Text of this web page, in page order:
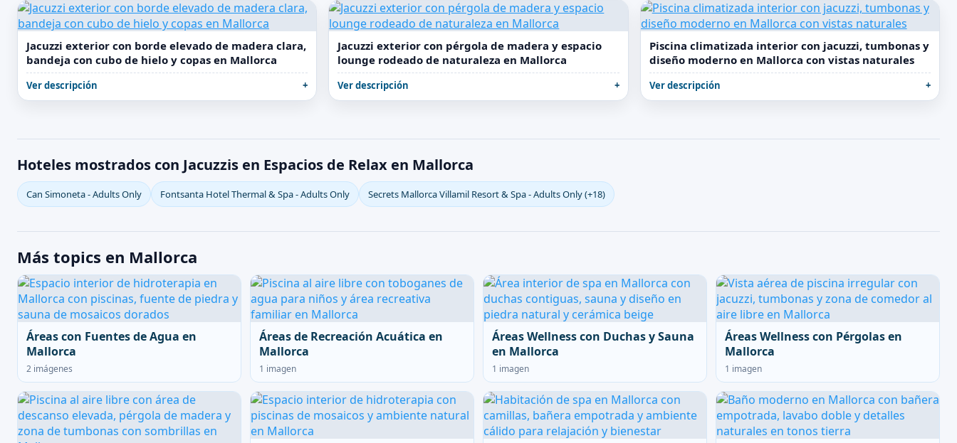
Jacuzzi exterior con borde elevado de madera clara,
bandeja con cubo de hielo y copas en Mallorca
Ver descripción
Jacuzzi exterior con pérgola de madera y espacio
lounge rodeado de naturaleza en Mallorca
Ver descripción
Piscina climatizada interior con jacuzzi, tumbonas y
diseño moderno en Mallorca con vistas naturales
Ver descripción
Hoteles mostrados con Jacuzzis en Espacios de Relax en Mallorca
Can Simoneta - Adults Only Fontsanta Hotel Thermal & Spa - Adults Only Secrets Mallorca Villamil Resort & Spa - Adults Only (+18)
Más topics en Mallorca
Áreas con Fuentes de Agua en
Mallorca
2 imágenes
Áreas de Recreación Acuática en
Mallorca
1 imagen
Áreas Wellness con Duchas y Sauna
en Mallorca
1 imagen
Áreas Wellness con Pérgolas en
Mallorca
1 imagen